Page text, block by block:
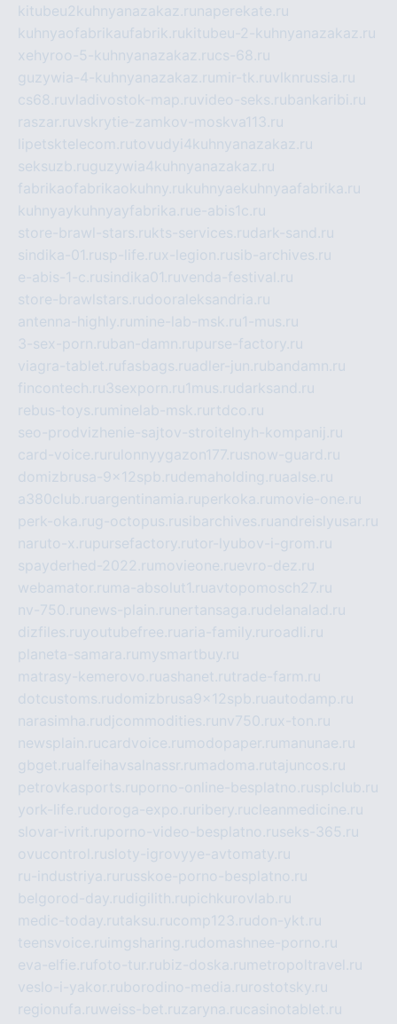
kitubeu2kuhnyanazakaz.ru naperekate.ru
kuhnyaofabrikaufabrik.rukitubeu-2-kuhnyanazakaz.ru
xehyroo-5-kuhnyanazakaz.rucs-68.ru
guzywia-4-kuhnyanazakaz.ru mir-tk.ruvlknrussia.ru
cs68.ruvladivostok-map.ruvideo-seks.rubankaribi.ru
raszar.ruvskrytie-zamkov-moskva113.ru
lipetsktelecom.rutovudyi4kuhnyanazakaz.ru
seksuzb.ruguzywia4kuhnyanazakaz.ru
fabrikaofabrikaokuhny.rukuhnyaekuhnyaafabrika.ru
kuhnyaykuhnyayfabrika.rue-abis1c.ru
store-brawl-stars.rukts-services.rudark-sand.ru
sindika-01.rusp-life.rux-legion.rusib-archives.ru
e-abis-1-c.rusindika01.ruvenda-festival.ru
store-brawlstars.rudooraleksandria.ru
antenna-highly.ru mine-lab-msk.ru1-mus.ru
3-sex-porn.ruban-damn.rupurse-factory.ru
viagra-tablet.rufasbags.ruadler-jun.rubandamn.ru
fincontech.ru3sexporn.ru1mus.rudarksand.ru
rebus-toys.ru minelab-msk.ru rtdco.ru
seo-prodvizhenie-sajtov-stroitelnyh-kompanij.ru
card-voice.ru rulonnyygazon177.rusnow-guard.ru
domizbrusa-9x12spb.rudemaholding.ruaalse.ru
a380club.ruargentinamia.ruperkoka.ru movie-one.ru
perk-oka.rug-octopus.rusibarchives.ruandreislyusar.ru
naruto-x.rupursefactory.rutor-lyubov-i-grom.ru
spayderhed-2022.ru movieone.ruevro-dez.ru
webamator.ru ma-absolut1.ruavtopomosch27.ru
nv-750.ru news-plain.ru nertansaga.rudelanalad.ru
dizfiles.ruyoutubefree.ruaria-family.ru roadli.ru
planeta-samara.ru mysmartbuy.ru
matrasy-kemerovo.ruashanet.rutrade-farm.ru
dotcustoms.rudomizbrusa9x12spb.ruautodamp.ru
narasimha.rudjcommodities.ru nv750.rux-ton.ru
newsplain.rucardvoice.ru modopaper.ru manunae.ru
gbget.rualfeihavsalnassr.ru madoma.rutajuncos.ru
petrovkasports.ruporno-online-besplatno.rusplclub.ru
york-life.rudoroga-expo.ru ribery.rucleanmedicine.ru
slovar-ivrit.ruporno-video-besplatno.ruseks-365.ru
ovucontrol.rusloty-igrovyye-avtomaty.ru
ru-industriya.ru russkoe-porno-besplatno.ru
belgorod-day.rudigilith.rupichkurovlab.ru
medic-today.rutaksu.rucomp123.rudon-ykt.ru
teensvoice.ru imgsharing.rudomashnee-porno.ru
eva-elfie.rufoto-tur.rubiz-doska.ru metropoltravel.ru
veslo-i-yakor.ruborodino-media.ru rostotsky.ru
regionufa.ruweiss-bet.ruzaryna.rucasinotablet.ru